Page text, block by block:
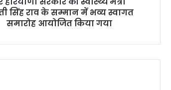
सिंह राव के सम्मान में भव्य स्वागत
समारोह आयोजित किया गया